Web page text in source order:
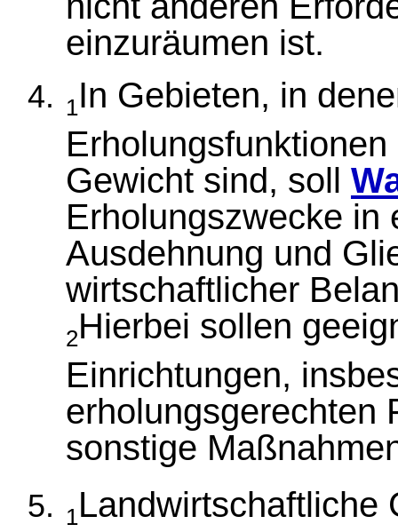
einzuräumen ist.
1In Gebieten, in
Gewicht sind, soll
Erholungszwecke in
Ausdehnung und
wirtschaftlicher
2Hierbei sollen
Einrichtungen,
erholungsgerechten
sonstige
1